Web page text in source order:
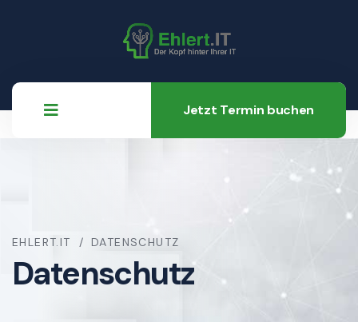
Jetzt Termin buchen
EHLERT.IT DATENSCHUTZ
Datenschutz